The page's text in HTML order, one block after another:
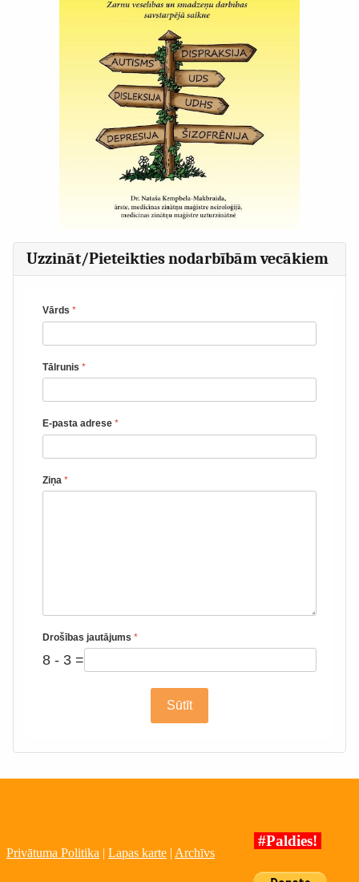
Uzzināt/Pieteikties nodarbībām vecākiem
Vārds *
Tālrunis *
E-pasta adrese *
Ziņa *
Drošības jautājums *
8 - 3 =
Sūtīt
Privātuma Politika | Lapas karte | Archīvs
#Paldies!